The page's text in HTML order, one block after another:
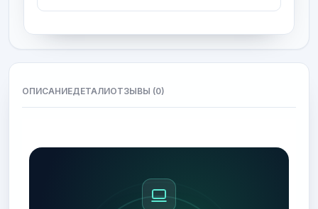
ОПИСАНИЕДЕТАЛИОТЗЫВЫ (0)